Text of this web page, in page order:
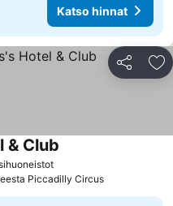
Katso hinnat
Jaa
Katso hinnat
& Club
Piccadilly Circus